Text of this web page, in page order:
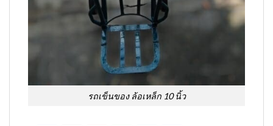
รถเข็นของ ล้อเหล็ก 10 นิ้ว